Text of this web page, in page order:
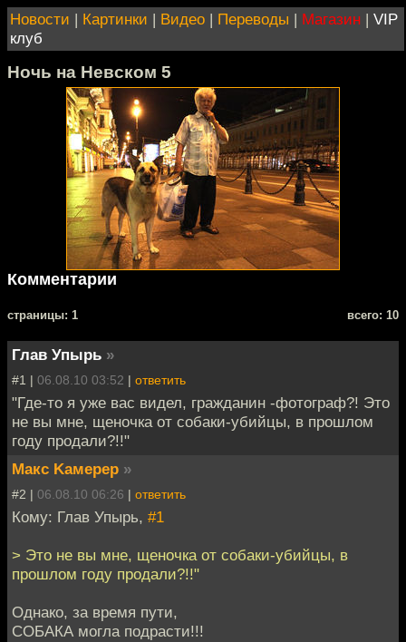
Новости | Картинки | Видео | Переводы | Магазин | VIP
клуб
Ночь на Невском 5
Комментарии
cтраницы: 1 всего: 10
Глав Упырь »
#1 | 06.08.10 03:52 | ответить
"Где-то я уже вас видел, гражданин -фотограф?! Это
не вы мне, щеночка от собаки-убийцы, в прошлом
году продали?!!"
Mакс Kамерер »
#2 | 06.08.10 06:26 | ответить
Кому: Глав Упырь, #1
> Это не вы мне, щеночка от собаки-убийцы, в
прошлом году продали?!!"
Однако, за время пути,
СОБАКА могла подрасти!!!